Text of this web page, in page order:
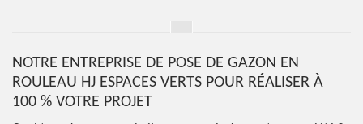
NOTRE ENTREPRISE DE POSE DE GAZON EN
ROULEAU HJ ESPACES VERTS POUR RÉALISER À
100 % VOTRE PROJET